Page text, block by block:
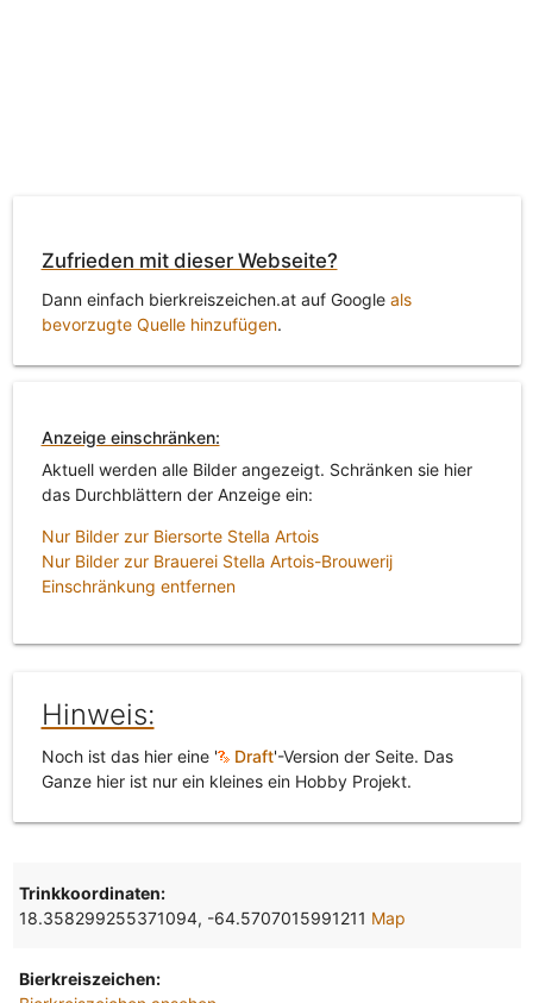
Zufrieden mit dieser Webseite?
Dann einfach bierkreiszeichen.at auf Google als
bevorzugte Quelle hinzufügen.
Anzeige einschränken:
Aktuell werden alle Bilder angezeigt. Schränken sie hier
das Durchblättern der Anzeige ein:
Nur Bilder zur Biersorte Stella Artois
Nur Bilder zur Brauerei Stella Artois-Brouwerij
Einschränkung entfernen
Hinweis:
Noch ist das hier eine ' Draft'-Version der Seite. Das
Ganze hier ist nur ein kleines ein Hobby Projekt.
Trinkkoordinaten:
18.358299255371094, -64.5707015991211 Map
Bierkreiszeichen: